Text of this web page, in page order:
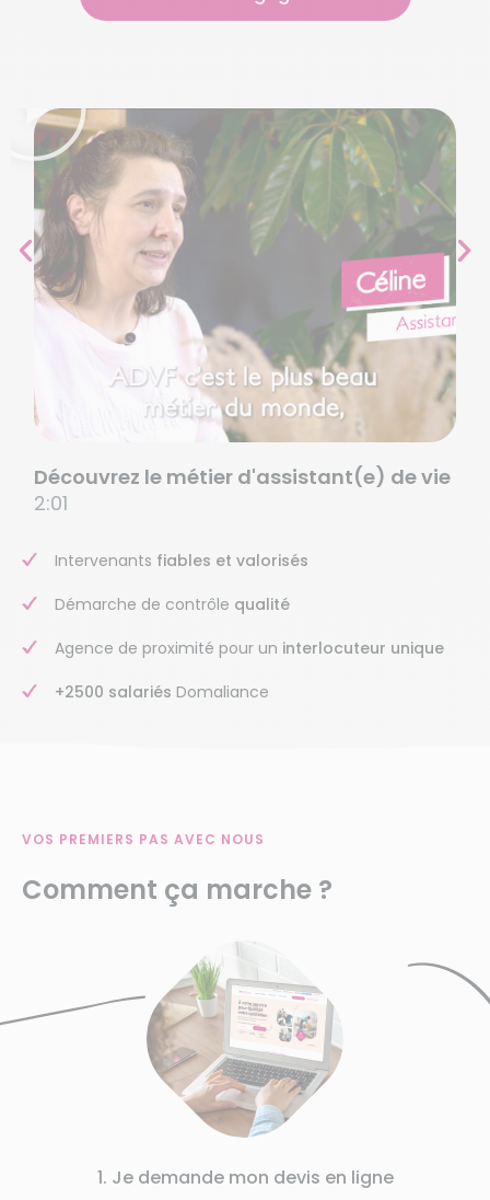
Découvrez le métier d'assistant(e) de vie
2:01
Intervenants fiables et valorisés
Démarche de contrôle qualité
Agence de proximité pour un interlocuteur unique
+2500 salariés Domaliance
VOS PREMIERS PAS AVEC NOUS
Comment ça marche ?
1. Je demande mon devis en ligne